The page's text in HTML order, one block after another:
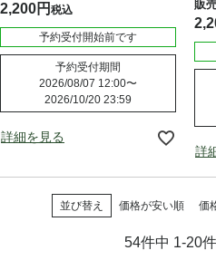
2,200 税込
予約受付開始前です
予約受付期間
2026/08/07 12:00〜
2026/10/20 23:59
詳細を見る
詳
並び替え 価格が安い順 価
54件中 1-20